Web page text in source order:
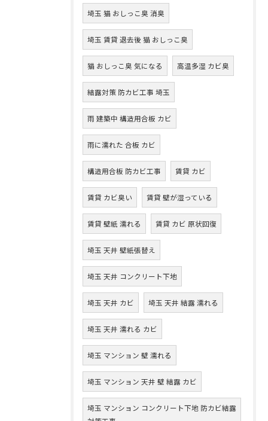
埼玉 猫 おしっこ臭 消臭
埼玉 賃貸 退去後 猫 おしっこ臭
猫 おしっこ臭 気になる 高温多湿 カビ臭
結露対策 防カビ工事 埼玉
雨 建築中 構造用合板 カビ
雨に濡れた 合板 カビ
構造用合板 防カビ工事 賃貸 カビ
賃貸 カビ臭い 賃貸 壁が湿っている
賃貸 壁紙 濡れる 賃貸 カビ 原状回復
埼玉 天井 壁紙張替え
埼玉 天井 コンクリート下地
埼玉 天井 カビ 埼玉 天井 結露 濡れる
埼玉 天井 濡れる カビ
埼玉 マンション 壁 濡れる
埼玉 マンション 天井 壁 結露 カビ
埼玉 マンション コンクリート下地 防カビ結露